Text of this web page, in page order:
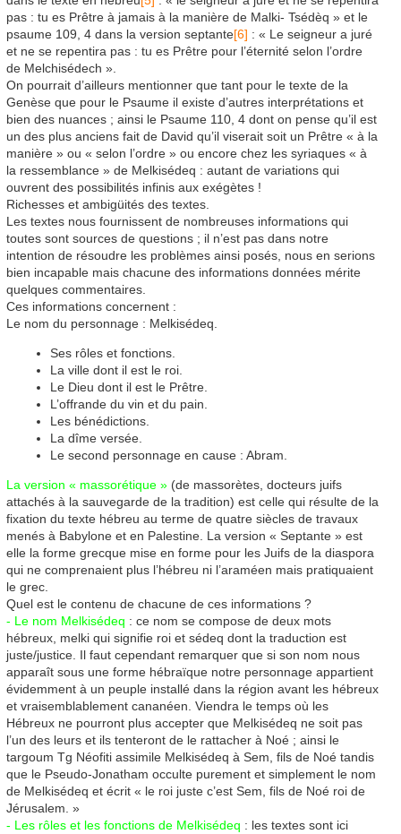
pas : tu es Prêtre à jamais à la manière de Malki- Tsédèq » et le
psaume 109, 4 dans la version septante[6] : « Le seigneur a juré
et ne se repentira pas : tu es Prêtre pour l’éternité selon l’ordre
de Melchisédech ».
On pourrait d’ailleurs mentionner que tant pour le texte de la
Genèse que pour le Psaume il existe d’autres interprétations et
bien des nuances ; ainsi le Psaume 110, 4 dont on pense qu’il est
un des plus anciens fait de David qu’il viserait soit un Prêtre « à la
manière » ou « selon l’ordre » ou encore chez les syriaques « à
la ressemblance » de Melkisédeq : autant de variations qui
ouvrent des possibilités infinis aux exégètes !
Richesses et ambigüités des textes.
Les textes nous fournissent de nombreuses informations qui
toutes sont sources de questions ; il n’est pas dans notre
intention de résoudre les problèmes ainsi posés, nous en serions
bien incapable mais chacune des informations données mérite
quelques commentaires.
Ces informations concernent :
Le nom du personnage : Melkisédeq.
Ses rôles et fonctions.
La ville dont il est le roi.
Le Dieu dont il est le Prêtre.
L’offrande du vin et du pain.
Les bénédictions.
La dîme versée.
Le second personnage en cause : Abram.
La version « massorétique »(de massorètes, docteurs juifs
attachés à la sauvegarde de la tradition) est celle qui résulte de la
fixation du texte hébreu au terme de quatre siècles de travaux
menés à Babylone et en Palestine. La version « Septante » est
elle la forme grecque mise en forme pour les Juifs de la diaspora
qui ne comprenaient plus l’hébreu ni l’araméen mais pratiquaient
le grec.
Quel est le contenu de chacune de ces informations ?
- Le nom Melkisédeq : ce nom se compose de deux mots
hébreux, melki qui signifie roi et sédeq dont la traduction est
juste/justice. Il faut cependant remarquer que si son nom nous
apparaît sous une forme hébraïque notre personnage appartient
évidemment à un peuple installé dans la région avant les hébreux
et vraisemblablement cananéen. Viendra le temps où les
Hébreux ne pourront plus accepter que Melkisédeq ne soit pas
l’un des leurs et ils tenteront de le rattacher à Noé ; ainsi le
targoum Tg Néofiti assimile Melkisédeq à Sem, fils de Noé tandis
que le Pseudo-Jonatham occulte purement et simplement le nom
de Melkisédeq et écrit « le roi juste c’est Sem, fils de Noé roi de
Jérusalem. »
- Les rôles et les fonctions de Melkisédeq : les textes sont ici